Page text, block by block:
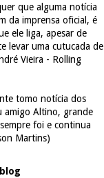
que alguma notícia
da imprensa oficial, é
ele liga, apesar de
levar uma cutucada de
Vieira - Rolling
tomo notícia dos
amigo Altino, grande
foi e continua
Martins)